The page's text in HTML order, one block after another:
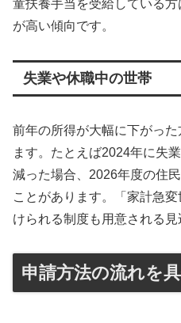
童扶養手当を受給している
が高い傾向です。
失業や休職中の世帯
前年の所得が大幅に下がっ
ます。たとえば2024年に失
減った場合、2026年度の住
ことがあります。「家計急
けられる制度も用意される見
申請方法の流れを